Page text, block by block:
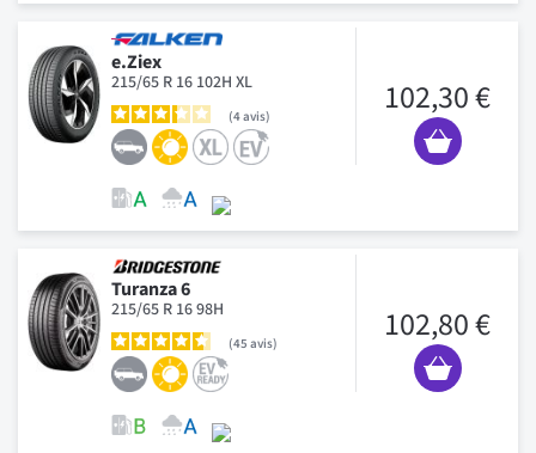
e.Ziex
215/65 R 16 102H XL
4avis 102,30 €
Turanza 6
215/65 R 16 98H
45 avis 102,80 €